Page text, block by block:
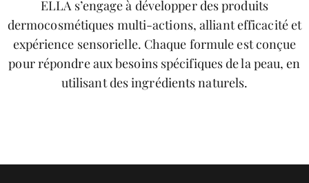
ELLAs’engage à développer des produits
dermocosmétiques multi-actions, alliant efficacité et
expérience sensorielle. Chaque formule est conçue
pour répondre aux besoins spécifiques de la peau, en
utilisant des ingrédients naturels.